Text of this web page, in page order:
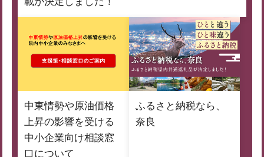
中東情勢や原油価格
上昇の影響を受ける
中小企業向け相談窓
口について
ふるさと納税なら、
奈良